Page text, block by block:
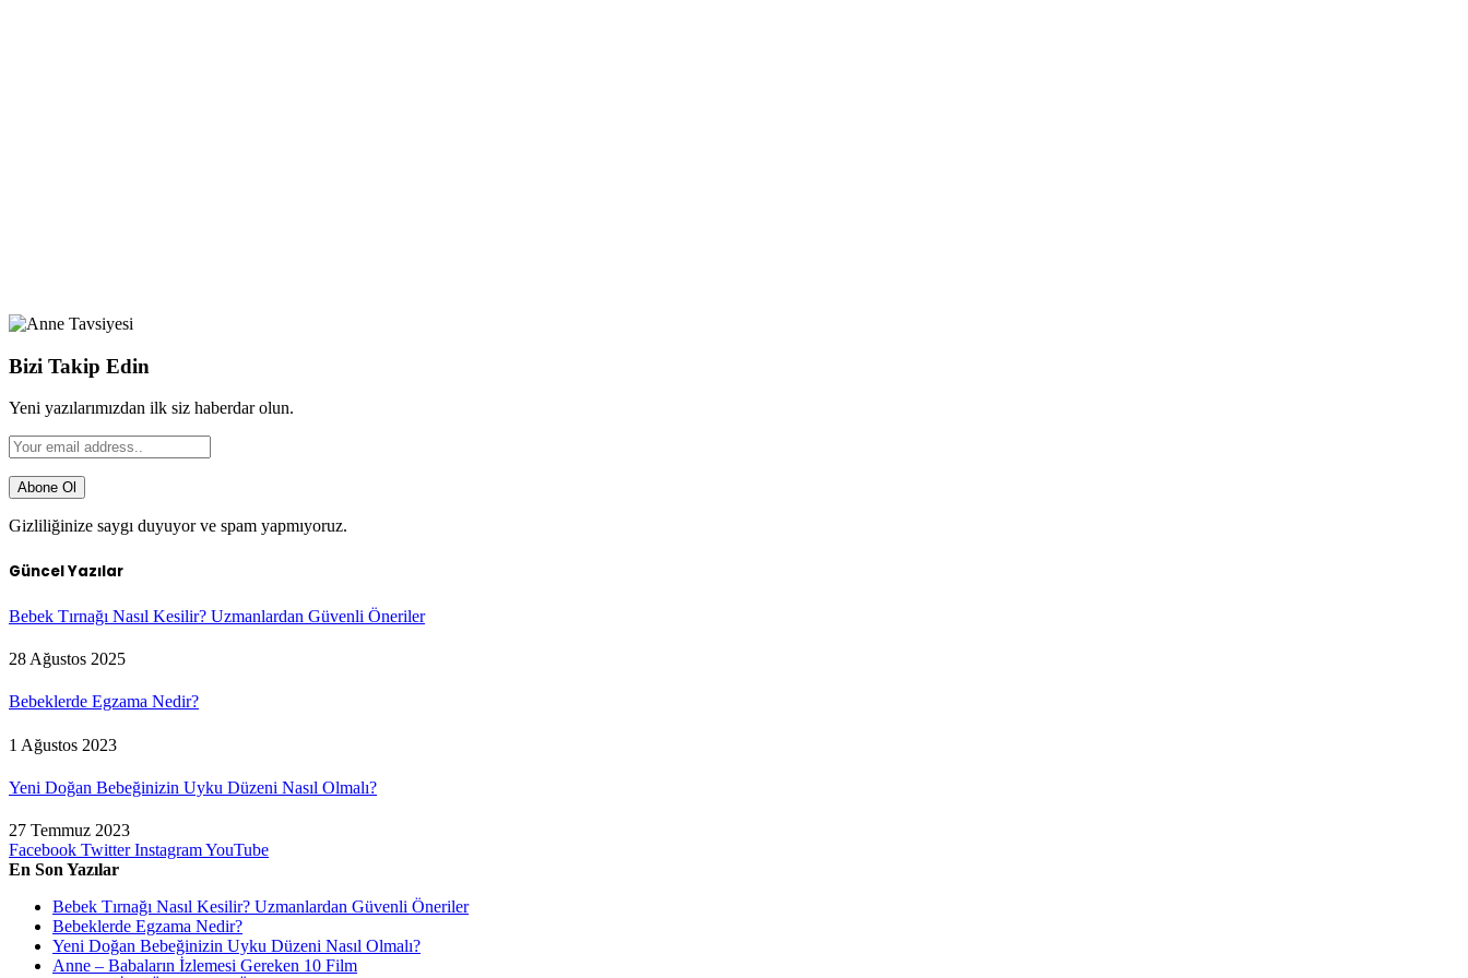
Bizi Takip Edin
Yeni yazılarımızdan ilk siz haberdar olun.
Gizliliğinize saygı duyuyor ve spam yapmıyoruz.
Güncel Yazılar
Bebek Tırnağı Nasıl Kesilir? Uzmanlardan Güvenli Öneriler
28 Ağustos 2025
Bebeklerde Egzama Nedir?
1 Ağustos 2023
Yeni Doğan Bebeğinizin Uyku Düzeni Nasıl Olmalı?
27 Temmuz 2023
Facebook Twitter InstagramYouTube
En Son Yazılar
Bebek Tırnağı Nasıl Kesilir? Uzmanlardan Güvenli Öneriler
Bebeklerde Egzama Nedir?
Yeni Doğan Bebeğinizin Uyku Düzeni Nasıl Olmalı?
Anne – Babaların İzlemesi Gereken 10 Film